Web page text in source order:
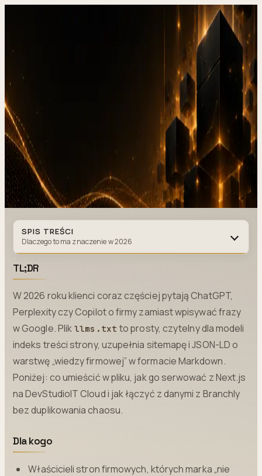
llms.txt, jak przygotować stronę
Realizacje w produkcji
llms.txt, jak przygotować stronę
firmową pod wyszukiwarki
AI w
·20 LIPCA 2026
DevStudio.it
SPIS TREŚCI
Dlaczego to ma znaczenie w 2026
TL;DR
W 2026 roku klienci coraz częściej pytają ChatGPT,
Perplexity czy Copilot o firmy zamiast wpisywać frazy
w Google. Plik llms.txt to prosty, czytelny dla modeli
indeks treści strony, uzupełnia sitemapę i JSON-LD o
warstwę „wiedzy firmowej” w formacie Markdown.
Poniżej: co umieścić w pliku, jak go serwować z Next.js
na DevStudioIT Cloud i jak łączyć z danymi z Branchly
bez duplikowania chaosu.
Dla kogo
Właścicieli stron firmowych, których marka „nie